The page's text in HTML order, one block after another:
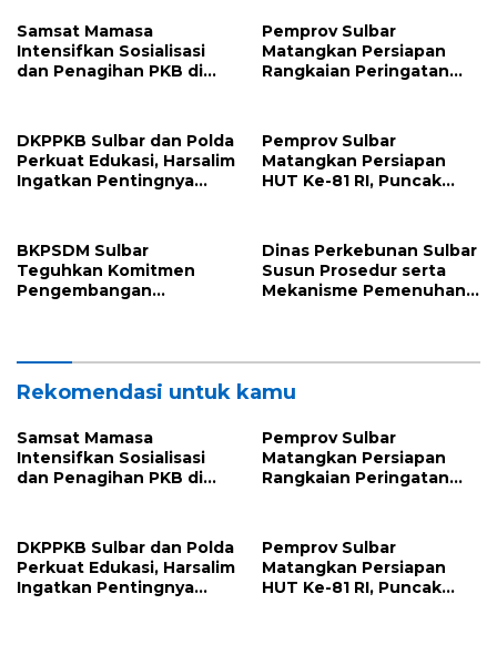
Samsat Mamasa
Intensifkan Sosialisasi
dan Penagihan PKB di
Pajak
Pemprov Sulbar
Matangkan Persiapan
Rangkaian Peringatan
DKPPKB Sulbar dan Polda
Perkuat Edukasi, Harsalim
Ingatkan Pentingnya
Pemprov Sulbar
Matangkan Persiapan
HUT Ke-81 RI, Puncak
BKPSDM Sulbar
Teguhkan Komitmen
Pengembangan
2026
Dinas Perkebunan Sulbar
Susun Prosedur serta
Mekanisme Pemenuhan
Rekomendasi untuk kamu
Samsat Mamasa
Intensifkan Sosialisasi
dan Penagihan PKB di
Pajak
Pemprov Sulbar
Matangkan Persiapan
Rangkaian Peringatan
DKPPKB Sulbar dan Polda
Perkuat Edukasi, Harsalim
Ingatkan Pentingnya
Pemprov Sulbar
Matangkan Persiapan
HUT Ke-81 RI, Puncak